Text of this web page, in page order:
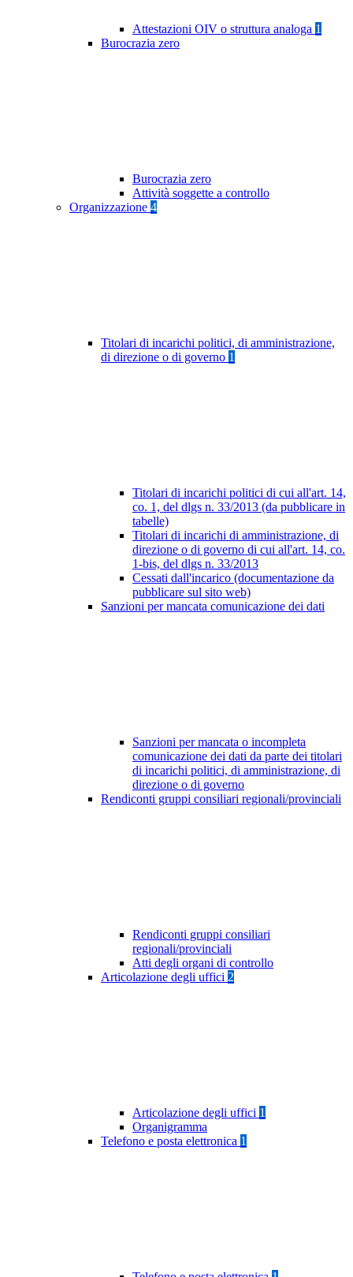
Attestazioni OIV o struttura analoga 1
Burocrazia zero
Burocrazia zero
Attività soggette a controllo
Organizzazione 4
Titolari di incarichi politici, di amministrazione,
di direzione o di governo 1
Titolari di incarichi politici di cui all'art. 14,
co. 1, del dlgs n. 33/2013 (da pubblicare in
tabelle)
Titolari di incarichi di amministrazione, di
direzione o di governo di cui all'art. 14, co.
1-bis, del dlgs n. 33/2013
Cessati dall'incarico (documentazione da
pubblicare sul sito web)
Sanzioni per mancata comunicazione dei dati
Sanzioni per mancata o incompleta
comunicazione dei dati da parte dei titolari
di incarichi politici, di amministrazione, di
direzione o di governo
Rendiconti gruppi consiliari regionali/provinciali
Rendiconti gruppi consiliari
regionali/provinciali
Atti degli organi di controllo
Articolazione degli uffici 2
Articolazione degli uffici 1
Organigramma
Telefono e posta elettronica 1